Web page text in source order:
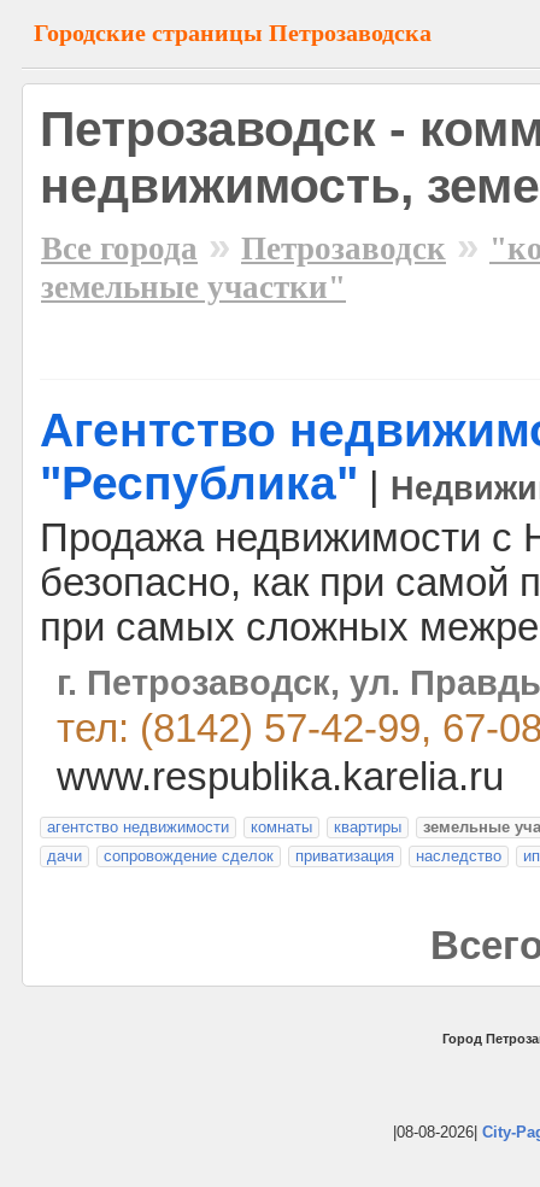
Городские страницы Петрозаводска
Петрозаводск -
недвижимость,
Все города » Петрозаводск »
земельные участки"
Агентство
"Республика"
Продажа недвижимости с
безопасно, как при самой
при самых сложных
г. Петрозаводск, ул.
тел: (8142) 57-42-99, 67-
www.respublika.karelia.ru
агентство недвижимости комнаты квартиры
земельные
дачи
сопровождение сделок приватизация наследство
Город
|08-08-2026| City-